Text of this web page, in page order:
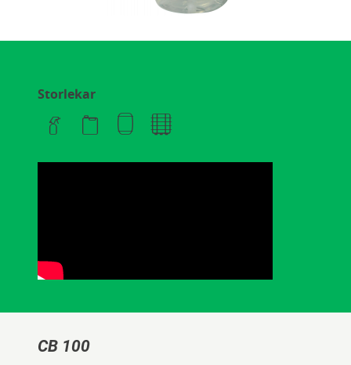
CB 100
Storlekar